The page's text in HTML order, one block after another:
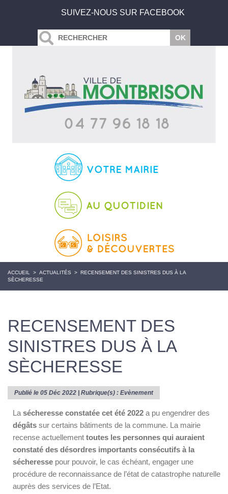
SUIVEZ-NOUS SUR FACEBOOK
ACCUEIL > ACTUALITÉS > RECENSEMENT DES SINISTRES DUS À LA
SÈCHERESSE
RECENSEMENT DES
SINISTRES DUS À LA
SÈCHERESSE
Publié le 05 Déc 2022 | Rubrique(s) : Evènement
La sécheresse constatée cet été 2022 a pu engendrer des
dégâts sur certains bâtiments de la commune. La mairie
recense actuellement toutes les personnes qui auraient
constaté des désordres importants consécutifs à la
sécheresse pour pouvoir, le cas échéant, engager une
procédure de reconnaissance de l’état de catastrophe naturelle
auprès des services de l’Etat.